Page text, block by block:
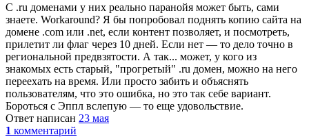
С .ru доменами у них реально паранойя может быть, сами
знаете. Workaround? Я бы попробовал поднять копию сайта на
домене .com или .net, если контент позволяет, и посмотреть,
прилетит ли флаг через 10 дней. Если нет — то дело точно в
региональной предвзятости. А так... может, у кого из
знакомых есть старый, "прогретый" .ru домен, можно на него
переехать на время. Или просто забить и объяснять
пользователям, что это ошибка, но это так себе вариант.
Бороться с Эппл вслепую — то еще удовольствие.
Ответ написан 23 мая
1 комментарий